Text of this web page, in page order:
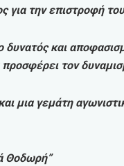
για την επιστροφή
δυνατός και
τον
μια γεμάτη
Θοδωρή”